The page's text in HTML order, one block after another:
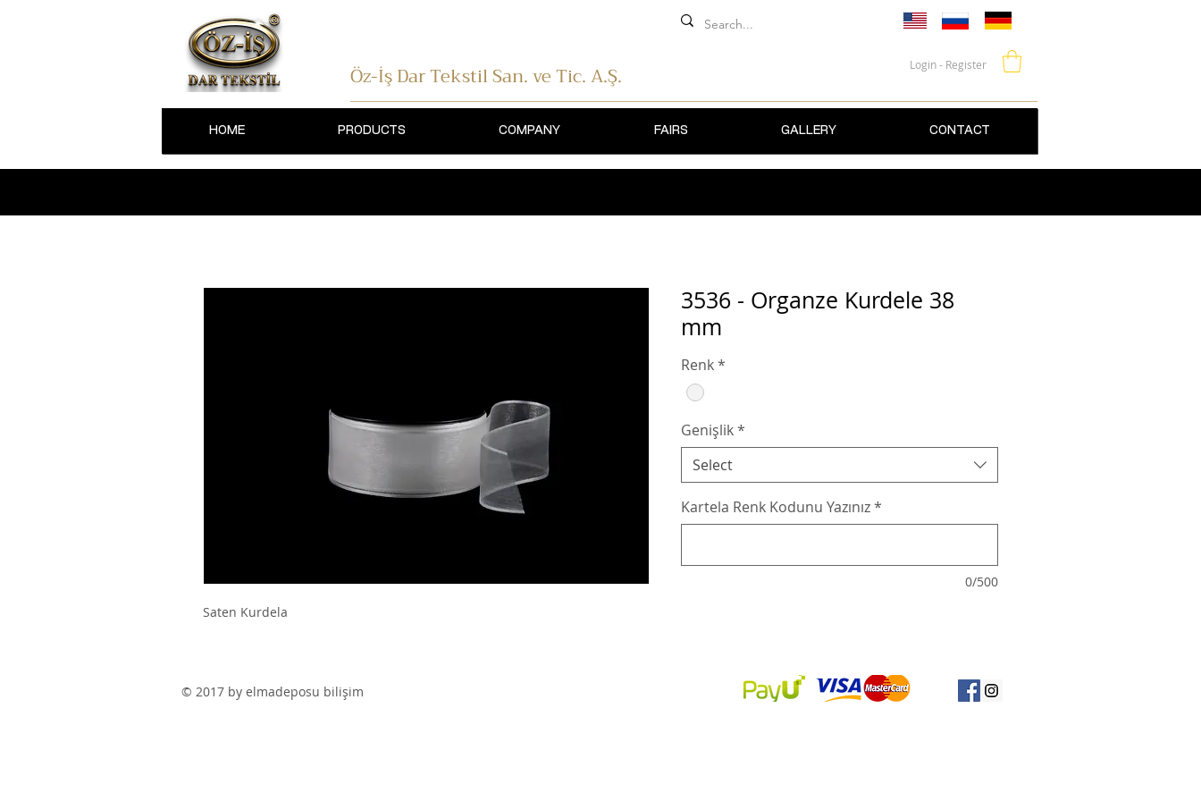
Öz-İş Dar TekstilSan. ve Tic. A.Ş. Login - Register
HOME PRODUCTS COMPANY FAIRS GALLERY CONTACT
Saten Kurdela
3536 - Organze Kurdele 38
mm
Renk*
Genişlik*
Select
Kartela Renk Kodunu Yazınız*
0/500
© 2017 by elmadeposu bilişim